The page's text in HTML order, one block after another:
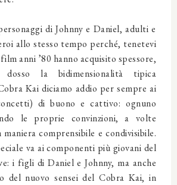
di Johnny e Daniel, adulti e
allo stesso tempo perché, tenetevi
anni ’80 hanno acquisito spessore,
dosso la bidimensionalità tipica
Kai diciamo addio per sempre ai
di buono e cattivo: ognuno
le proprie convinzioni, a volte
maniera comprensibile e condivisibile.
va ai componenti più giovani del
i figli di Daniel e Johnny, ma anche
del nuovo sensei del Cobra Kai, in